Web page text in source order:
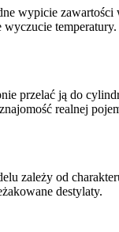
wypicie
przelać ją do
realnej
zależy od
destylaty.